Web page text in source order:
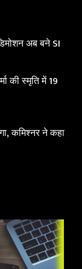
अब बने SI
की स्मृति में 19
कमिश्नर ने कहा